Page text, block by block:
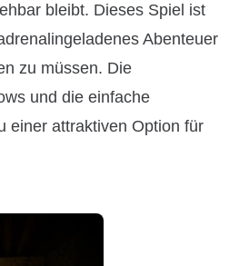
bleibt. Dieses Spiel ist
Abenteuer
zu müssen. Die
und die einfache
einer attraktiven Option für